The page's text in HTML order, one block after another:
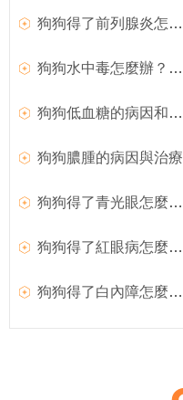
狗狗得了前列腺炎怎麼辦？
狗狗水中毒怎麼辦？如何治療？
狗狗低血糖的病因和臨床症狀
狗狗膿腫的病因與治療
狗狗得了青光眼怎麼辦？
狗狗得了紅眼病怎麼治療？
狗狗得了白內障怎麼辦？如何治療？